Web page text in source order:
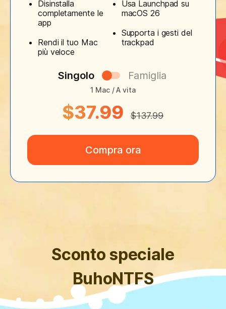
Disinstalla
completamente le
app
Rendi il tuo Mac
più veloce
Usa Launchpad su
macOS 26
Supporta i gesti del
trackpad
Singolo Famiglia
1 Mac / A vita
$37.99 $137.99
Compra ora
Sconto speciale
BuhoNTFS